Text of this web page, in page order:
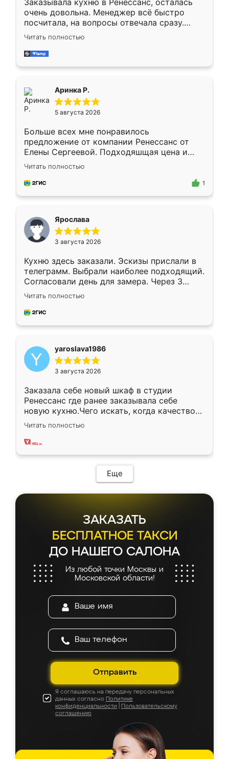
Заказывала кухню в Ренессанс, осталась
очень довольна. Менеджер всё быстро
посчитала, на вопросы отвечала сразу.
Замерщик приехал в субботу, подошёл к
делу со всей ответственностью. Собрали
за день, ребята работали аккуратно, даже
Читать полностью
Аринка Р.
5 августа 2026
Больше всех мне понравилось
предложение от компании Ренессанс от
Елены Сергеевой. Подходяшщая цена и
короткие сроки изготовления. Приехавший
для замера сотрудник Владислав
предложил по моему эскизу самый
Читать полностью
1
Ярослава
3 августа 2026
Кухню здесь заказали. Эскизы прислали в
телеграмм. Выбрали наиболее подходящий.
Согласовали день для замера. Через 3
недели кухня была уже готова. Остались
довольны работой. Спасибо Ренессанс
мебель за качественную работу!
Читать полностью
yaroslava1986
3 августа 2026
Заказала себе новый шкаф в студии
Ренессанс где ранее заказывала себе
новую кухню.Чего искать, когда качеством
вполне довольна. Служит кухня уже почти
два года, нареканий нет.
Читать полностью
Еще
ЗАКАЗАТЬ
БЕСПЛАТНОЕ ТАКСИ
ДО НАШЕГО САЛОНА
Из любой точки Москвы и
Московской области!
Отправить
Я соглашаюсь на передачу персональных
данных согласно Политике
конфиденциальности
Пользовательскому
соглашению